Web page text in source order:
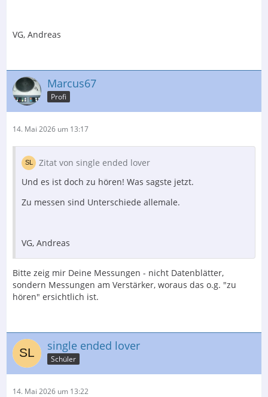
VG, Andreas
Marcus67
Profi
14. Mai 2026 um 13:17
Zitat von single ended lover
Und es ist doch zu hören! Was sagste jetzt.
Zu messen sind Unterschiede allemale.
VG, Andreas
Bitte zeig mir Deine Messungen - nicht Datenblätter,
sondern Messungen am Verstärker, woraus das o.g. "zu
hören" ersichtlich ist.
single ended lover
Schüler
14. Mai 2026 um 13:22